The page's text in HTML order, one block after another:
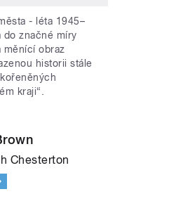
- léta 1945–
do značné míry
měnící obraz
historii stále
kraji“.
Chesterton